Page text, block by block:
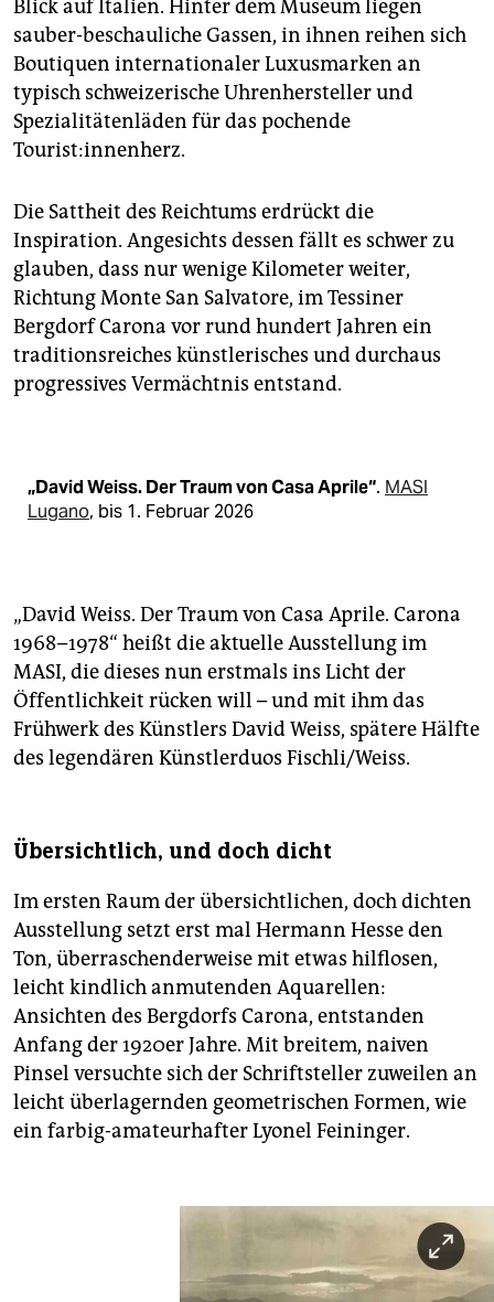
Blick auf Italien. Hinter dem Museum liegen
sauber-beschauliche Gassen, in ihnen reihen sich
Boutiquen internationaler Luxusmarken an
typisch schweizerische Uhrenhersteller und
Spezialitätenläden für das pochende
Tourist:innenherz.
Die Sattheit des Reichtums erdrückt die
Inspiration. Angesichts dessen fällt es schwer zu
glauben, dass nur wenige Kilometer weiter,
Richtung Monte San Salvatore, im Tessiner
Bergdorf Carona vor rund hundert Jahren ein
traditionsreiches künstlerisches und durchaus
progressives Vermächtnis entstand.
„David Weiss. Der Traum von Casa Aprile“. MASI
Lugano, bis 1. Februar 2026
„David Weiss. Der Traum von Casa Aprile. Carona
1968–1978“ heißt die aktuelle Ausstellung im
MASI, die dieses nun erstmals ins Licht der
Öffentlichkeit rücken will – und mit ihm das
Frühwerk des Künstlers David Weiss, spätere Hälfte
des legendären Künstlerduos Fischli/Weiss.
Übersichtlich, und doch dicht
Im ersten Raum der übersichtlichen, doch dichten
Ausstellung setzt erst mal Hermann Hesse den
Ton, überraschenderweise mit etwas hilflosen,
leicht kindlich anmutenden Aquarellen:
Ansichten des Bergdorfs Carona, entstanden
Anfang der 1920er Jahre. Mit breitem, naiven
Pinsel versuchte sich der Schriftsteller zuweilen an
leicht überlagernden geometrischen Formen, wie
ein farbig-amateurhafter Lyonel Feininger.